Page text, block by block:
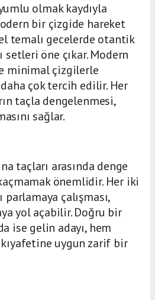
olmak kaydıyla
bir çizgide hareket
temalı gecelerde otantik
setleri öne çıkar. Modern
minimal çizgilerle
çok tercih edilir. Her
taçla dengelenmesi,
sağlar.
taçları arasında denge
önemlidir. Her iki
parlamaya çalışması,
yol açabilir. Doğru bir
ise gelin adayı, hem
uygun zarif bir